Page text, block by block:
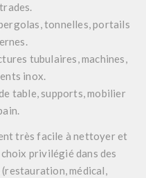
tonnelles, portails
tubulaires, machines,
inox.
table, supports, mobilier
très facile à nettoyer et
privilégié dans des
médical,